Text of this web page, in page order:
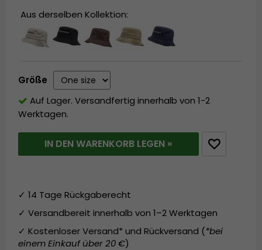
Aus derselben Kollektion:
Größe
Auf Lager. Versandfertig innerhalb von 1-2
Werktagen.
IN DEN WARENKORB LEGEN »
✓ 14 Tage Rückgaberecht
✓ Versandbereit innerhalb von 1–2 Werktagen
✓ Kostenloser Versand* und Rückversand (*bei
einem Einkauf über 20 €)